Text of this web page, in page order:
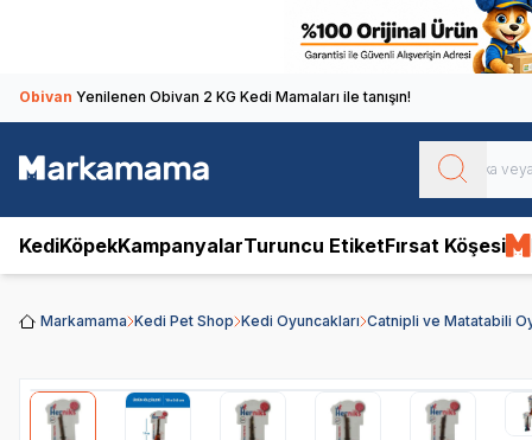
Obivan Yenilenen Obivan 2 KG Kedi Mamaları ile tanışın!
KediKöpekKampanyalarTuruncu EtiketFırsat Köşesi
Markamama Kedi Pet Shop Kedi Oyuncakları Catnipli ve Matatabili